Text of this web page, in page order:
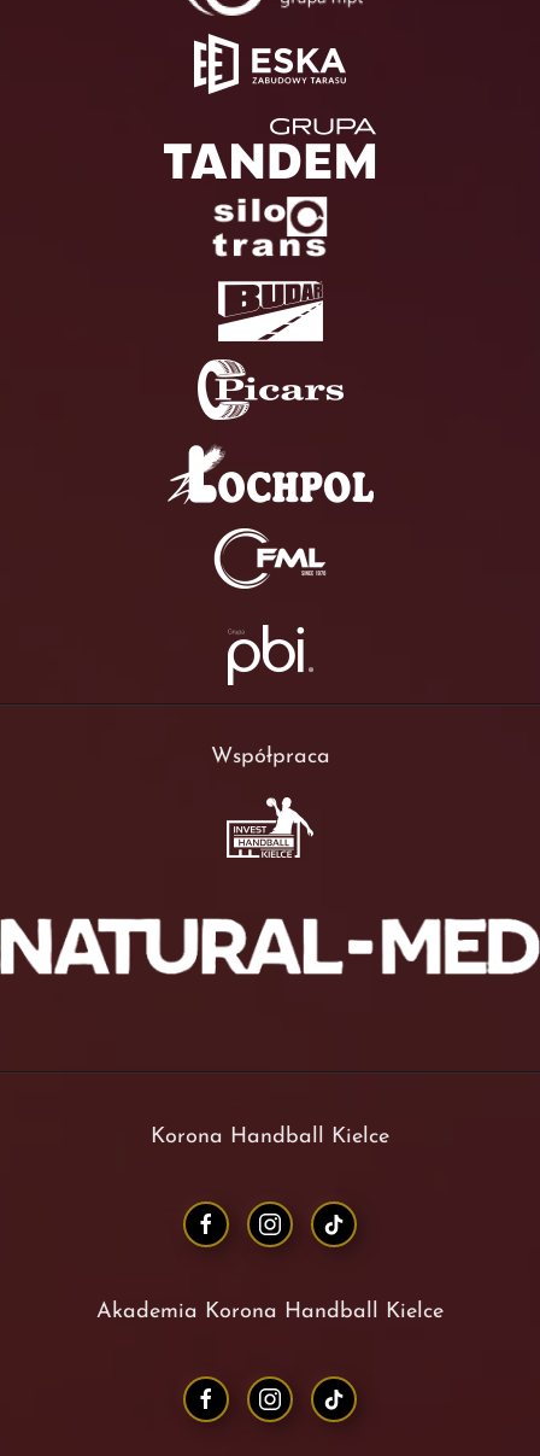
Współpraca
Korona Handball Kielce
Akademia Korona Handball Kielce